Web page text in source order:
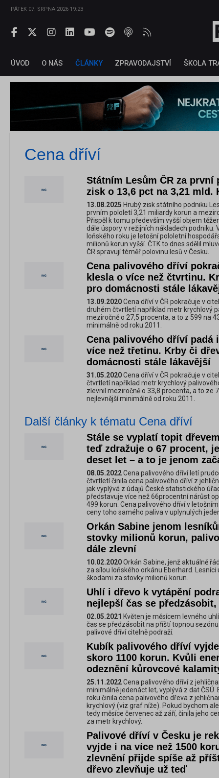
PÁTEK 07. SRPNA 2026 19:23
ÚVOD O NÁS ČLÁNKY ZPRAVODAJSTVÍ ŠKOLA
Cena dříví
Státním Lesům ČR za
zisk o 13,6 pct na 3,21 mld.
13.08.2025 Hrubý zisk státního podniku
prvním pololetí 3,21 miliardy korun a
Přispěl k tomu především vyšší objem
dále úspory v režijních nákladech podniku.
loňského roku je letošní pololetní
milionů korun vyšší. ČTK to dnes sdělil
ČR spravují téměř polovinu lesů v Česku.
Cena palivového dříví
klesla o více než čtvrtinu.
pro domácnosti stále
13.09.2020Cena dříví v ČR pokračuje v
druhém čtvrtletí například metr krychlový
meziročně o 27,5 procenta, a to z 599 na
minimálně od roku 2011.
Cena palivového dříví padá
více než třetinu. Krby či
domácnosti stále lákavější
31.05.2020Cena dříví v ČR pokračuje v
čtvrtletí například metr krychlový
zlevnil meziročně o 33,8 procenta, a to ze
nejlevnější minimálně od roku 2011.
Další články k tématu Cena dříví
Stále se vyplatí topit
teď zdražuje o 67 procent,
deset let – a to je jenom
08.05.2022Cena palivového dříví letí
čtvrtletí činila cena palivového dříví z
jak vyplývá z údajů České statistického
představuje více než 66procentní nárůst
499 korun. Cena palivového dříví v
ceny toho samého paliva v uplynulých
Orkán Sabine jenom
stovky milionů korun,
dále zlevní
10.02.2020Orkán Sabine, jenž aktuálně
za sílou loňského orkánu Eberhard.
škodami za stovky milionů korun.
Uhlí i dřevo k vytápění
nejlepší čas se
02.05.2021 Květen je měsícem levného
čas se předzásobit na příští topnou
palivové dříví citelně podraží.
Kubík palivového dříví
skoro 1100 korun. Kvůli
odeznění kůrovcové
25.11.2022Cena palivového dříví z
minimálně jedenáct let, vyplývá z dat
roku činila cena palivového dřeva z
krychlový (viz graf níže). Pokud bychom
tedy měsíce červenec až září, činila jeho
za metr krychlový.
Palivové dříví v Česku je
vyjde i na více než 1500
zlevnění přijde spíše až
dřevo zlevňuje už teď